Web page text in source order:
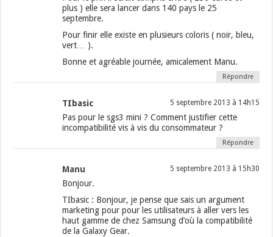
plus ) elle sera lancer dans 140 pays le 25
septembre.
Pour finir elle existe en plusieurs coloris ( noir, bleu,
vert… ).
Bonne et agréable journée, amicalement Manu.
Répondre
TIbasic 5 septembre 2013 à 14h15
Pas pour le sgs3 mini ? Comment justifier cette
incompatibilité vis à vis du consommateur ?
Répondre
Manu 5 septembre 2013 à 15h30
Bonjour.
TIbasic : Bonjour, je pense que sais un argument
marketing pour pour les utilisateurs à aller vers les
haut gamme de chez Samsung d’où la compatibilité
de la Galaxy Gear.